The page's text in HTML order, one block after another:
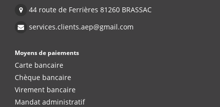
44 route de Ferrières 81260 BRASSAC
services.clients.aep@gmail.com
Moyens de paiements
Carte bancaire
Chèque bancaire
Virement bancaire
Mandat administratif